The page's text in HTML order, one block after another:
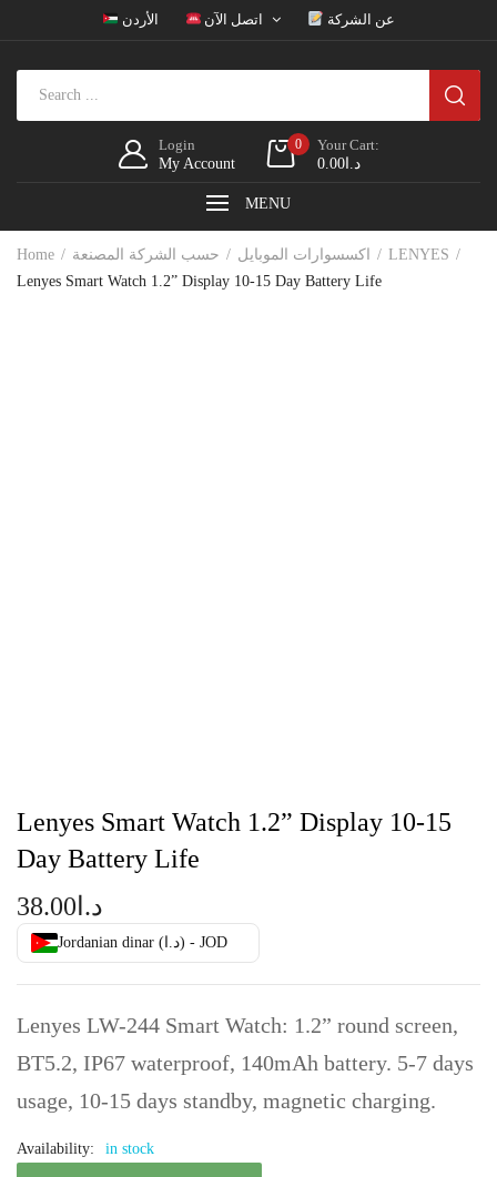
الأردن اتصل الآن عن الشركة
Login
My Account
0
Your Cart:
د.ا0.00
MENU
Home اكسسوارات الموبايل حسب الشركة المصنعة
LENYES
Lenyes Smart Watch 1.2” Display 10-15 Day Battery Life
Lenyes Smart Watch 1.2” Display 10-15
Day Battery Life
د.ا 38.00
Jordanian dinar (د.ا) - JOD
Lenyes LW-244 Smart Watch: 1.2” round screen,
BT5.2, IP67 waterproof, 140mAh battery. 5-7 days
usage, 10-15 days standby, magnetic charging.
Availability: in stock